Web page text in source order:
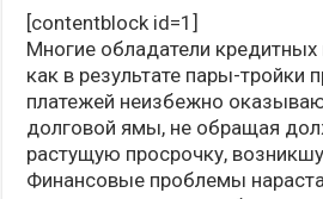
[contentblock id=1]
Многие обладатели кредитных
как в результате пары-тройки
платежей неизбежно
долговой ямы, не обращая
растущую просрочку,
Финансовые проблемы